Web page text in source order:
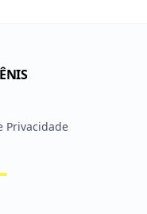
Privacidade